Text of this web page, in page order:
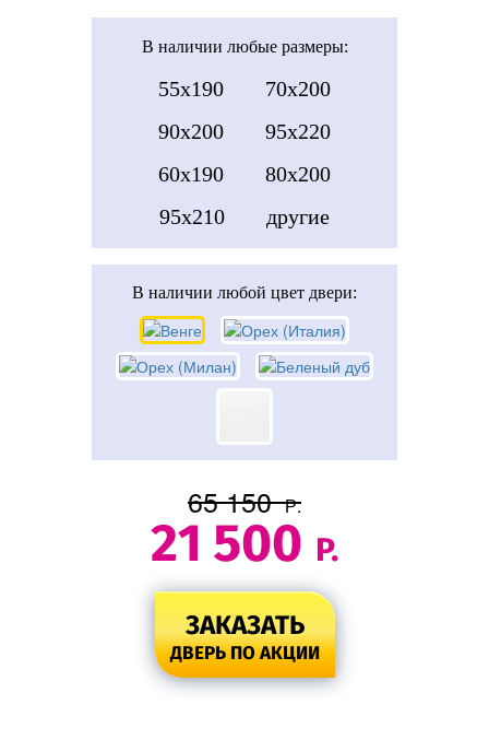
В наличии любые размеры:
55x190
70x200
90x200
95x220
60x190
80x200
95x210
другие
В наличии любой цвет двери:
65 150 Р.
21 500 Р.
ЗАКАЗАТЬ
ДВЕРЬ ПО АКЦИИ